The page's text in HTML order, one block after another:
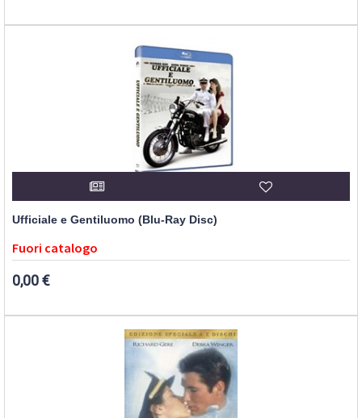
Ufficiale e Gentiluomo (Blu-Ray Disc)
Fuori catalogo
0,00 €